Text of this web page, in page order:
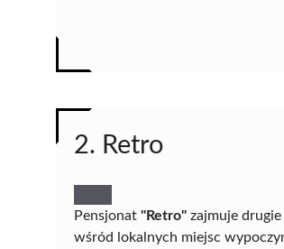
2. Retro
Pensjonat "Retro" zajmuje
wśród lokalnych miejsc